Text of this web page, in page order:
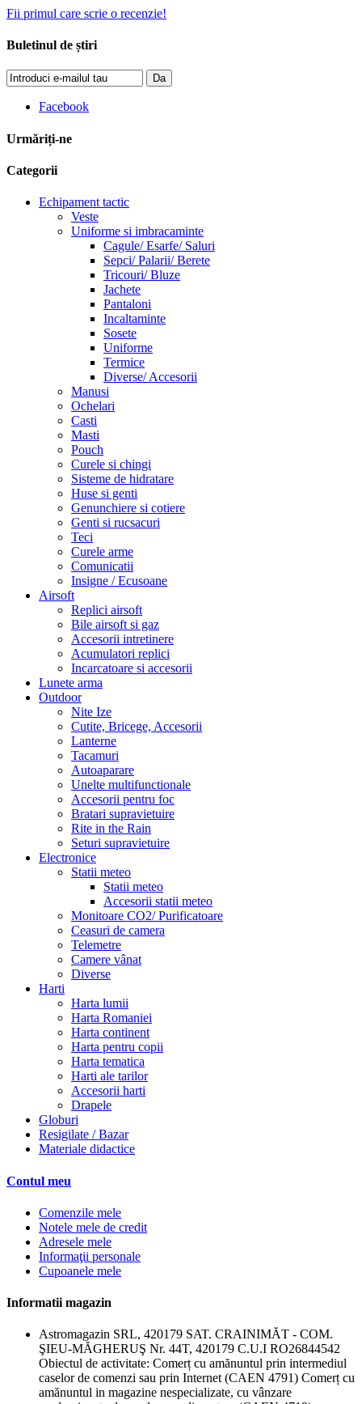
Fii primul care scrie o recenzie!
Buletinul de știri
Da
Facebook
Urmăriți-ne
Categorii
Echipament tactic
Veste
Uniforme si imbracaminte
Cagule/ Esarfe/ Saluri
Sepci/ Palarii/ Berete
Tricouri/ Bluze
Jachete
Pantaloni
Incaltaminte
Sosete
Uniforme
Termice
Diverse/ Accesorii
Manusi
Ochelari
Casti
Masti
Pouch
Curele si chingi
Sisteme de hidratare
Huse si genti
Genunchiere si cotiere
Genti si rucsacuri
Teci
Curele arme
Comunicatii
Insigne / Ecusoane
Airsoft
Replici airsoft
Bile airsoft si gaz
Accesorii intretinere
Acumulatori replici
Incarcatoare si accesorii
Lunete arma
Outdoor
Nite Ize
Cutite, Bricege, Accesorii
Lanterne
Tacamuri
Autoaparare
Unelte multifunctionale
Accesorii pentru foc
Bratari supravietuire
Rite in the Rain
Seturi supravietuire
Electronice
Statii meteo
Statii meteo
Accesorii statii meteo
Monitoare CO2/ Purificatoare
Ceasuri de camera
Telemetre
Camere vânat
Diverse
Harti
Harta lumii
Harta Romaniei
Harta continent
Harta pentru copii
Harta tematica
Harti ale tarilor
Accesorii harti
Drapele
Globuri
Resigilate / Bazar
Materiale didactice
Contul meu
Comenzile mele
Notele mele de credit
Adresele mele
Informaţii personale
Cupoanele mele
Informatii magazin
Astromagazin SRL, 420179 SAT. CRAINIMĂT - COM.
ŞIEU-MĂGHERUŞ Nr. 44T, 420179 C.U.I RO26844542
Obiectul de activitate: Comerț cu amănuntul prin intermediul
caselor de comenzi sau prin Internet (CAEN 4791) Comerț cu
amănuntul in magazine nespecializate, cu vânzare